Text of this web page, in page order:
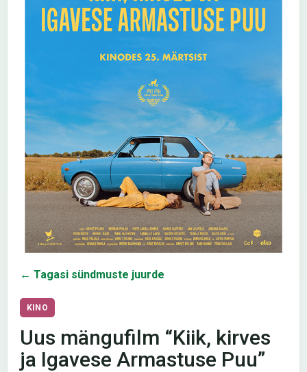
← Tagasi sündmuste juurde
KINO
Uus mängufilm “Kiik, kirves
ja Igavese Armastuse Puu”